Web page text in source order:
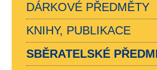
DÁRKOVÉ PŘEDMĚTY
KNIHY, PUBLIKACE
SBĚRATELSKÉ